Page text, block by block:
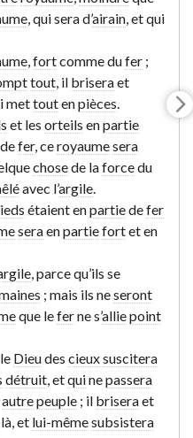
, qui sera d’airain , et qui
fortcomme dufer ;
tout , il briseraet
mettoutenpièces
et les orteils enpartie
defer, ceroyaumesera
chosede laforcedu
avec l’argile
étaient enpartiedefer
seraenpartiefortet en
, parce qu’ils se
; mais ils neseront
que leferne s’alliepoint
, le Dieudes cieuxsuscitera
détruit , etquinepassera
autrepeuple ; il briseraet
et lui-mêmesubsistera